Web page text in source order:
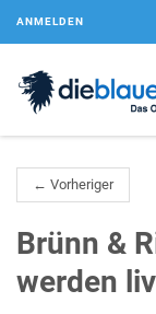
ANMELDEN
← Vorheriger
Brünn &
werden